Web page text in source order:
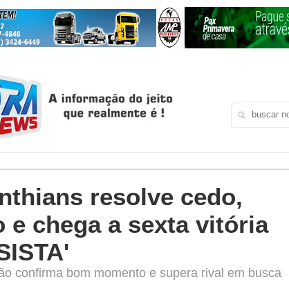
resolve cedo,
e chega a sexta vitória
confirma bom momento e supera rival em busca